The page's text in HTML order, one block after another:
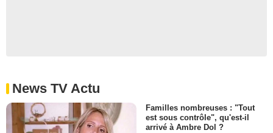
News TV Actu
Familles nombreuses : "Tout
est sous contrôle", qu'est-il
arrivé à Ambre Dol ?